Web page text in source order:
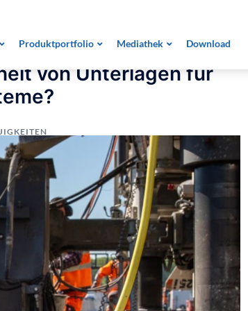
Produktportfolio Mediathek Download
von Unterlagen für